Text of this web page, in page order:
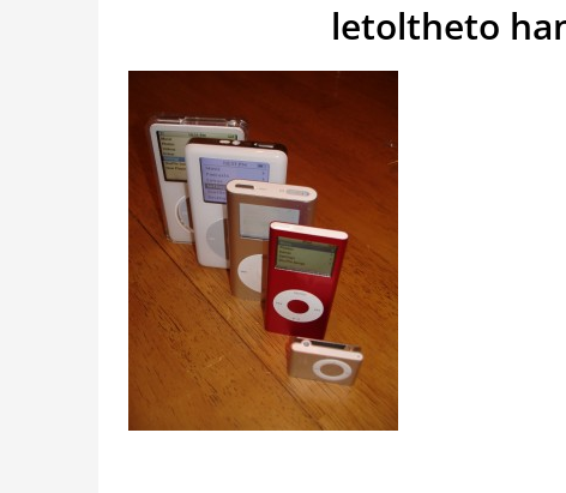
letoltheto